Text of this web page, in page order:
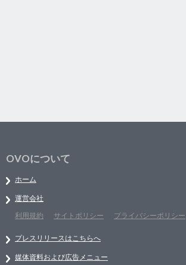
OVOについて
ホーム
運営会社
利用規約
サイトポリシー プライバシーポリシー
プレスリリースはこちらへ
媒体資料および広告メニュー